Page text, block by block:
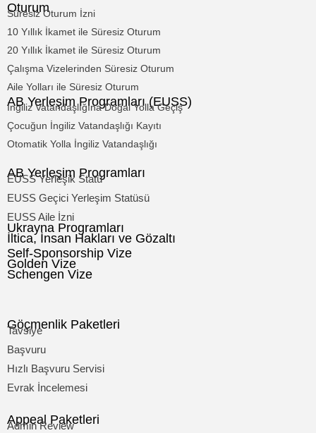
Oturum
Süresiz Oturum İzni
10 Yıllık İkamet ile Süresiz Oturum
20 Yıllık İkamet ile Süresiz Oturum
Çalışma Vizelerinden Süresiz Oturum
Aile Yolları ile Süresiz Oturum
AB Yerleşim Programları (EUSS)
İngiliz Vatandaşlığına Doğal Yolla Geçiş
Çocuğun İngiliz Vatandaşlığı Kayıtı
Otomatik Yolla İngiliz Vatandaşlığı
AB Yerleşim Programları
EUSS Yerleşik Statü
EUSS Geçici Yerleşim Statüsü
EUSS Aile İzni
Ukrayna Programları
İltica, İnsan Hakları ve Gözaltı
Self-Sponsorship Vize
Golden Vize
Schengen Vize
Göçmenlik Paketleri
Tavsiye
Başvuru
Hızlı Başvuru Servisi
Evrak İncelemesi
Appeal Paketleri
Admin Review